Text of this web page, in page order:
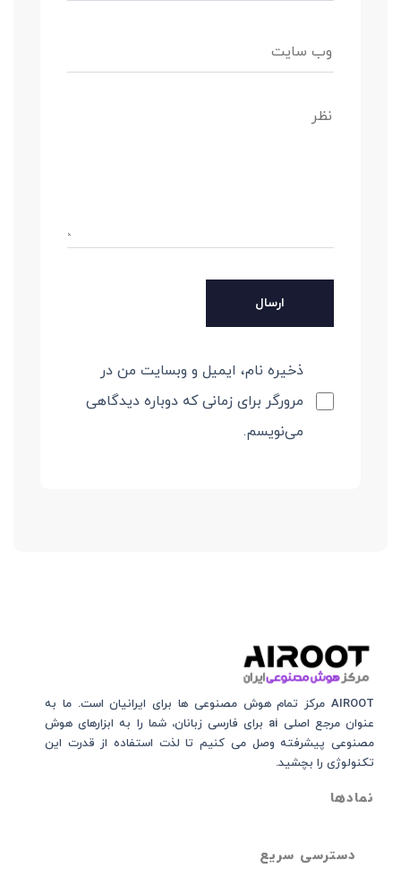
ذخیره نام، ایمیل و وبسایت من در
مرورگر برای زمانی که دوباره دیدگاهی
می‌نویسم.
دسترسی سریع
AIROOT مرکز تمام هوش مصنوعی‌‌‌ ها برای ایرانیان است. ما به
عنوان مرجع اصلی ai برای فارسی زبانان، شما را به ابزارهای هوش
مصنوعی پیشرفته وصل می کنیم تا لذت استفاده از قدرت این
تکنولوژی را بچشید.
نمادها